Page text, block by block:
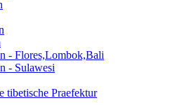
- Flores,Lombok,Bali
- Sulawesi
tibetische Praefektur